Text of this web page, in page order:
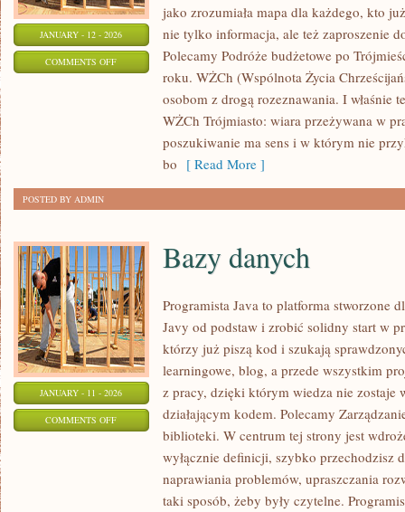
JANUARY - 12 - 2026
COMMENTS OFFON
BAŁTYCKIE
jako zrozumiała mapa dla każdego, kto
nie tylko informacja, ale też zaproszenie
Polecamy Podróże budżetowe po
roku. WŻCh (Wspólnota Życia
osobom z drogą rozeznawania. I właśnie
WŻCh Trójmiasto: wiara przeżywana w
poszukiwanie ma sens i w którym nie
bo [ Read More ]
POSTED BY ADMIN
JANUARY - 11 - 2026
COMMENTS OFFON
Bazy danych
Programista Java to platforma stworzone
Javy od podstaw i zrobić solidny start w
którzy już piszą kod i szukają
learningowe, blog, a przede wszystkim
z pracy, dzięki którym wiedza nie zostaje
działającym kodem. Polecamy
biblioteki. W centrum tej strony jest
wyłącznie definicji, szybko przechodzisz
naprawiania problemów, upraszczania
taki sposób, żeby były czytelne.